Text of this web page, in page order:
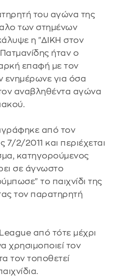
του αγώνα της
των στημένων
η "ΔΙΚΗ στον
ήταν ο
επαφή με τον
ενημέρωνε για όσα
αναβληθέντα αγώνα
από τον
7/2/2011 και περιέχεται
κατηγορούμενος
σε άγνωστο
το παιχνίδι της
τον παρατηρητή
από τότε μέχρι
χρησιμοποιεί τον
τον τοποθετεί